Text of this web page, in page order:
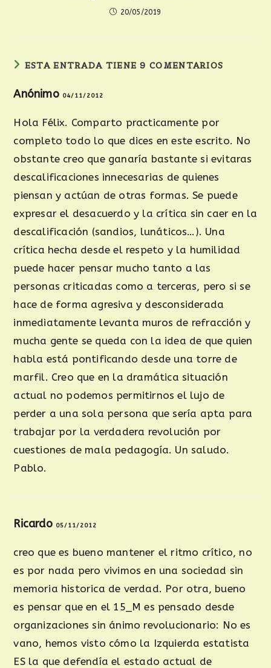
20/05/2019
ESTA ENTRADA TIENE 9 COMENTARIOS
Anónimo 04/11/2012
Hola Félix. Comparto practicamente por
completo todo lo que dices en este escrito. No
obstante creo que ganaría bastante si evitaras
descalificaciones innecesarias de quienes
piensan y actúan de otras formas. Se puede
expresar el desacuerdo y la crítica sin caer en la
descalificación (sandios, lunáticos…). Una
crítica hecha desde el respeto y la humilidad
puede hacer pensar mucho tanto a las
personas criticadas como a terceras, pero si se
hace de forma agresiva y desconsiderada
inmediatamente levanta muros de refracción y
mucha gente se queda con la idea de que quien
habla está pontificando desde una torre de
marfil. Creo que en la dramática situación
actual no podemos permitirnos el lujo de
perder a una sola persona que sería apta para
trabajar por la verdadera revolución por
cuestiones de mala pedagogía. Un saludo.
Pablo.
Ricardo 05/11/2012
creo que es bueno mantener el ritmo crítico, no
es por nada pero vivimos en una sociedad sin
memoria historica de verdad. Por otra, bueno
es pensar que en el 15_M es pensado desde
organizaciones sin ánimo revolucionario: No es
vano, hemos visto cómo la Izquierda estatista
ES la que defendía el estado actual de